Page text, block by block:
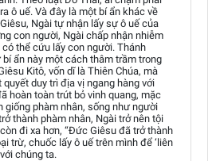
ô uế. Và đây là một bí ẩn khác về
Ngài tự nhận lấy sự ô uế của
con người, Ngài chấp nhận nhiễm
thể cứu lấy con người. Thánh
ẩn này một cách thâm trầm trong
Kitô, vốn dĩ là Thiên Chúa, mà
quyết duy trì địa vị ngang hàng với
hoàn toàn trút bỏ vinh quang, mặc
giống phàm nhân, sống như người
thành phàm nhân, Ngài trở nên tội
đi xa hơn, “Đức Giêsu đã trở thành
trừ, chuốc lấy ô uế trên mình để ‘liên
chúng ta.